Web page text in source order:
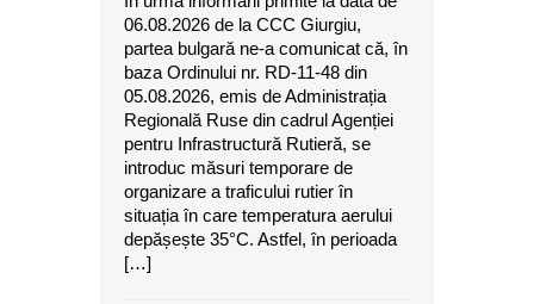
06.08.2026 de la CCC Giurgiu,
partea bulgară ne-a comunicat că, în
baza Ordinului nr. RD-11-48 din
05.08.2026, emis de Administrația
Regională Ruse din cadrul Agenției
pentru Infrastructură Rutieră, se
introduc măsuri temporare de
organizare a traficului rutier în
situația în care temperatura aerului
depășește 35°C. Astfel, în perioada
[…]